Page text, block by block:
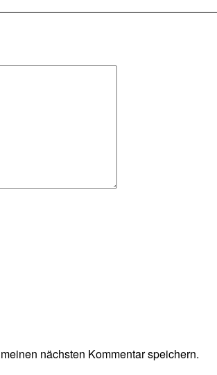
nächsten Kommentar speichern.